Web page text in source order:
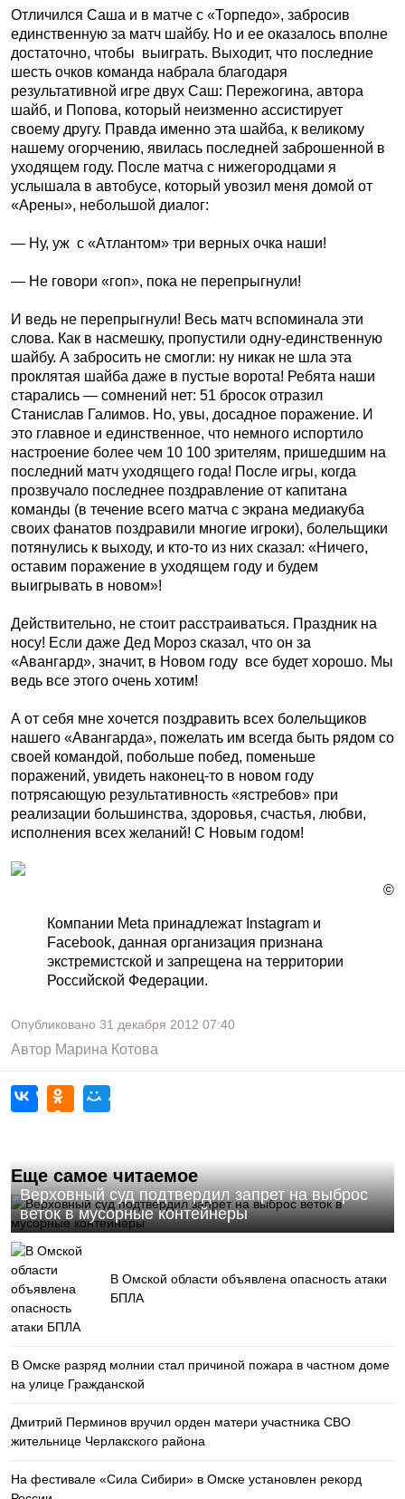
Отличился Саша и в матче с «Торпедо», забросив
единственную за матч шайбу. Но и ее оказалось вполне
достаточно, чтобы выиграть. Выходит, что последние
шесть очков команда набрала благодаря
результативной игре двух Саш: Пережогина, автора
шайб, и Попова, который неизменно ассистирует
своему другу. Правда именно эта шайба, к великому
нашему огорчению, явилась последней заброшенной в
уходящем году. После матча с нижегородцами я
услышала в автобусе, который увозил меня домой от
«Арены», небольшой диалог:
— Ну, уж с «Атлантом» три верных очка наши!
— Не говори «гоп», пока не перепрыгнули!
И ведь не перепрыгнули! Весь матч вспоминала эти
слова. Как в насмешку, пропустили одну-единственную
шайбу. А забросить не смогли: ну никак не шла эта
проклятая шайба даже в пустые ворота! Ребята наши
старались — сомнений нет: 51 бросок отразил
Станислав Галимов. Но, увы, досадное поражение. И
это главное и единственное, что немного испортило
настроение более чем 10 100 зрителям, пришедшим на
последний матч уходящего года! После игры, когда
прозвучало последнее поздравление от капитана
команды (в течение всего матча с экрана медиакуба
своих фанатов поздравили многие игроки), болельщики
потянулись к выходу, и кто-то из них сказал: «Ничего,
оставим поражение в уходящем году и будем
выигрывать в новом»!
Действительно, не стоит расстраиваться. Праздник на
носу! Если даже Дед Мороз сказал, что он за
«Авангард», значит, в Новом году все будет хорошо. Мы
ведь все этого очень хотим!
А от себя мне хочется поздравить всех болельщиков
нашего «Авангарда», пожелать им всегда быть рядом со
своей командой, побольше побед, поменьше
поражений, увидеть наконец-то в новом году
потрясающую результативность «ястребов» при
реализации большинства, здоровья, счастья, любви,
исполнения всех желаний! С Новым годом!
©
Компании Meta принадлежат Instagram и
Facebook, данная организация признана
экстремистской и запрещена на территории
Российской Федерации.
Опубликовано 31 декабря 2012 07:40
Автор Марина Котова
Еще самое читаемое
Верховный суд подтвердил запрет на выброс
веток в мусорные контейнеры
В Омской области объявлена опасность атаки
БПЛА
В Омске разряд молнии стал причиной пожара в частном доме
на улице Гражданской
Дмитрий Перминов вручил орден матери участника СВО
жительнице Черлакского района
На фестивале «Сила Сибири» в Омске установлен рекорд